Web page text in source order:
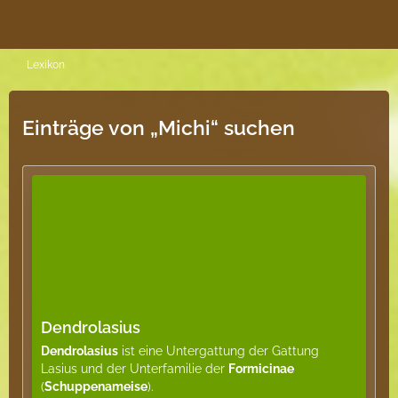
Lexikon
Einträge von „Michi“ suchen
Dendrolasius
Dendrolasius ist eine Untergattung der Gattung
Lasius und der Unterfamilie der Formicinae
(Schuppenameise).